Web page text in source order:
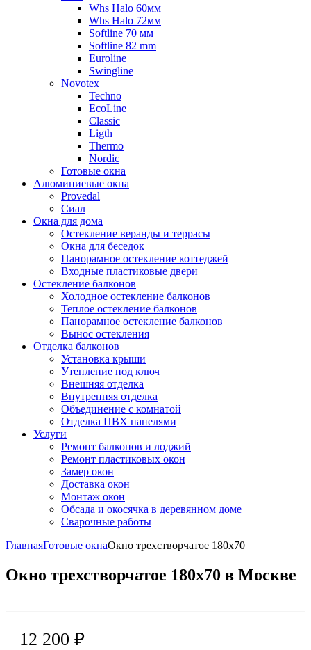
Whs Halo 60мм
Whs Halo 72мм
Softline 70 мм
Softline 82 mm
Euroline
Swingline
Novotex
Techno
EcoLine
Classic
Ligth
Thermo
Nordic
Готовые окна
Алюминиевые окна
Provedal
Сиал
Окна для дома
Остекление веранды и террасы
Окна для беседок
Панорамное остекление коттеджей
Входные пластиковые двери
Остекление балконов
Холодное остекление балконов
Теплое остекление балконов
Панорамное остекление балконов
Вынос остекления
Отделка балконов
Установка крыши
Утепление под ключ
Внешняя отделка
Внутренняя отделка
Объединение с комнатой
Отделка ПВХ панелями
Услуги
Ремонт балконов и лоджий
Ремонт пластиковых окон
Замер окон
Доставка окон
Монтаж окон
Обсада и окосячка в деревянном доме
Сварочные работы
ГлавнаяГотовые окнаОкно трехстворчатое 180x70
Окно трехстворчатое 180x70 в Москве
12 200 ₽